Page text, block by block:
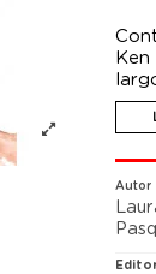
de
Autor